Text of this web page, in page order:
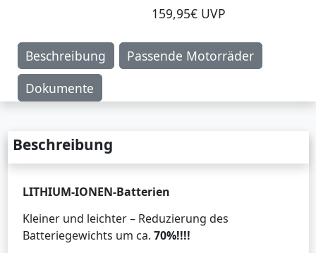
159,95€ UVP
Beschreibung
Passende Motorräder
Dokumente
Beschreibung
LITHIUM-IONEN-Batterien
Kleiner und leichter – Reduzierung des
Batteriegewichts um ca. 70%!!!!